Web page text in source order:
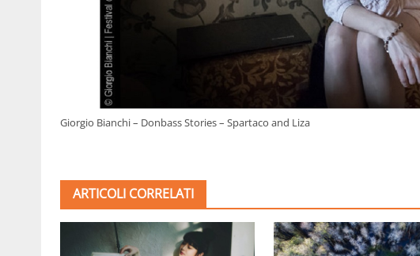
Giorgio Bianchi – Donbass Stories – Spartaco and Liza
ARTICOLI CORRELATI